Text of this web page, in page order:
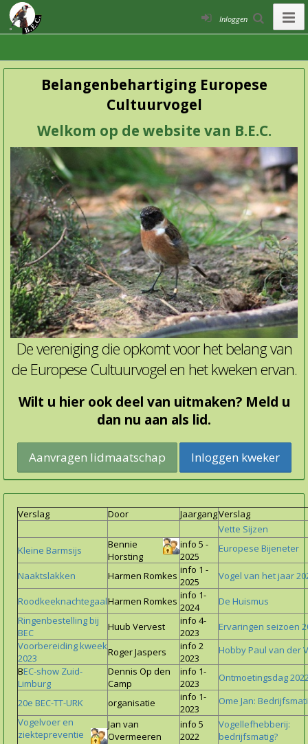
Inloggen
Belangenbehartiging Europese
Cultuurvogel
Welkom op de website van B.E.C.
De vereniging die opkomt voor het belang van
de Europese Cultuurvogel en het kweken ervan.
Wilt u hier ook deel van uitmaken? Meld u
dan nu aan als lid.
Inloggen kweker
Verslag Door Jaargang
Vette Sijzen
Kleine Barmsijs
Bennie
Horsting
info 5 -
2025
Europese Bijeneter
Naaktslakken Harmen Romkes info 1 -
2025
Vogel van het jaar
RoodkeeknachtegaalHarmen Romkes info 1-
2024
De Huismus
Ringenbestelling bij
BEC
Huub Vervest
info 4-
2023
Ervaringen seizoen
Voorbereiding kweek
2023
Roger Jaspers
info 2
2023
Hobby Paul van der
BEC-show Zuid-
Limburg
Dennis Op den
Camp
info 1-
2023
Ontmoetingsdag
20e BEC-TT-URK organisatie
info 1-
2023
Ome Jan:
Vogelvoer en
ziektepreventie
Jan van
Overmeeren
info 5
2022
Vogellefhebberij:
bedrijfsmatig?